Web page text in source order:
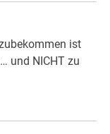
ist
und NICHT zu